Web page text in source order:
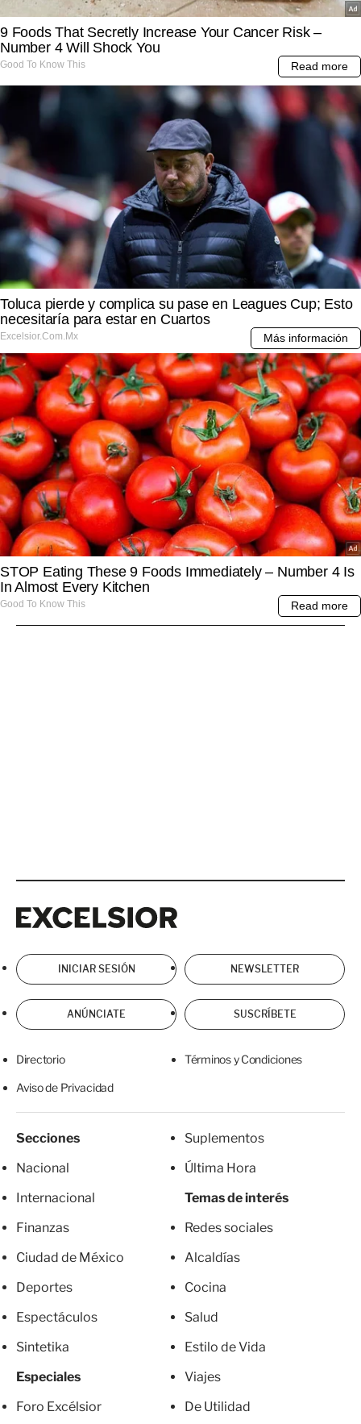
INICIAR SESIÓN NEWSLETTER
ANÚNCIATE SUSCRÍBETE
Directorio Términos y Condiciones
Aviso de Privacidad
Secciones
Nacional
Internacional
Finanzas
Ciudad de México
Deportes
Espectáculos
Sintetika
Especiales
Foro Excélsior
Suplementos
Última Hora
Temas de interés
Redes sociales
Alcaldías
Cocina
Salud
Estilo de Vida
Viajes
De Utilidad